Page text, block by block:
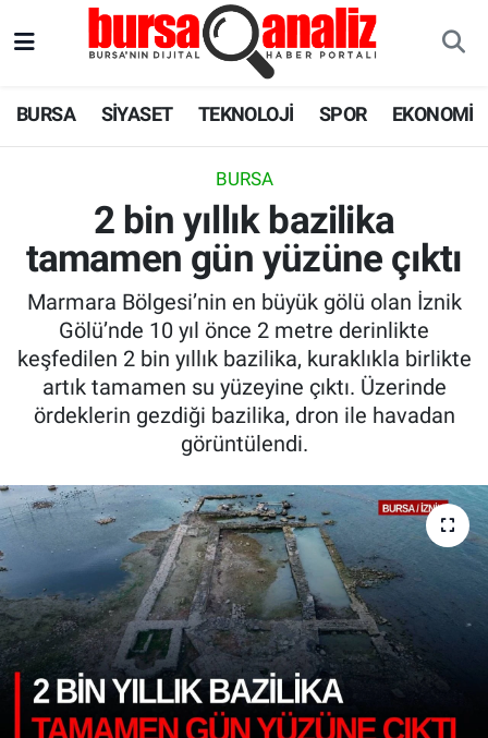
BURSA SİYASET TEKNOLOJİ SPOR EKONOMİ
BURSA
2 bin yıllık bazilika
tamamen gün yüzüne çıktı
Marmara Bölgesi’nin en büyük gölü olan İznik
Gölü’nde 10 yıl önce 2 metre derinlikte
keşfedilen 2 bin yıllık bazilika, kuraklıkla birlikte
artık tamamen su yüzeyine çıktı. Üzerinde
ördeklerin gezdiği bazilika, dron ile havadan
görüntülendi.
SPOR
EKONOMİ
SAĞLIK
ASTROLOJİ
Süper Lig Puan Durumu ve Fikstür
Tüm Manşetler
Son Dakika Haberleri
Haber Arşivi